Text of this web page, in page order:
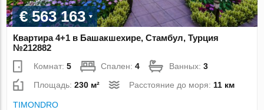
€ 563 163
Квартира 4+1 в Башакшехире, Стамбул, Турция
№212882
Комнат:5 Спален:4 Ванных:3
Площадь:230 м² Расстояние до моря: 11 км
TIMONDRO